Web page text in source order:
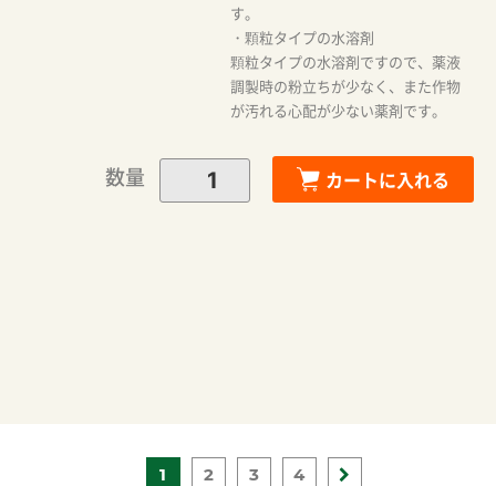
す。
・顆粒タイプの水溶剤
顆粒タイプの水溶剤ですので、薬液
調製時の粉立ちが少なく、また作物
が汚れる心配が少ない薬剤です。
数量 カートに入れる
1 2 3 4